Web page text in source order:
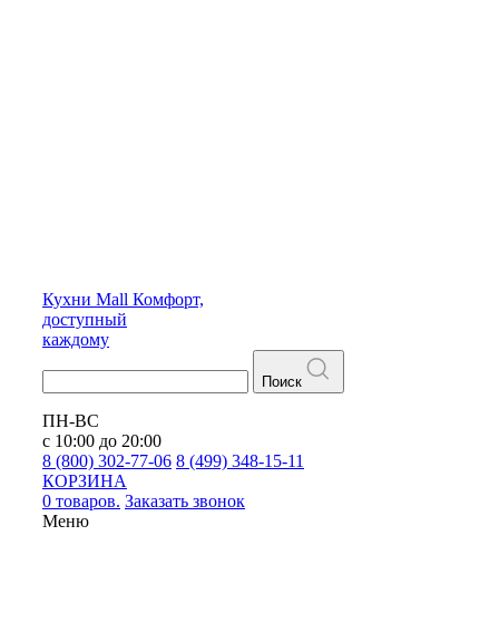
Кухни Mall Комфорт,
доступный
каждому
Поиск
ПН-ВС
с 10:00 до 20:00
8 (800) 302-77-06 8 (499) 348-15-11
КОРЗИНА
0 товаров. Заказать звонок
Меню